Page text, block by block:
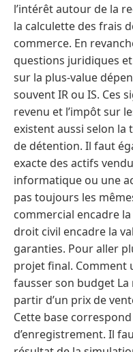
l’intérêt autour de la
la calculette des frais
commerce. En
questions juridiques
sur la plus-value
souvent IR ou IS. Ces
revenu et l’impôt sur
existent aussi selon la
de détention. Il faut
exacte des actifs
informatique ou une
pas toujours les
commercial encadre
droit civil encadre la
garanties. Pour aller
projet final. Comment
fausser son budget
partir d’un prix de
Cette base
d’enregistrement. Il